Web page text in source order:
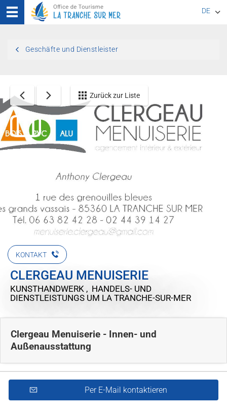
DE
Geschäfte und Dienstleister
Zurück zur Liste
KONTAKT
CLERGEAU MENUISERIE
KUNSTHANDWERK , HANDELS- UND
DIENSTLEISTUNGS UM LA TRANCHE-SUR-MER
Clergeau Menuiserie - Innen- und
Außenausstattung
Per E-Mail kontaktieren